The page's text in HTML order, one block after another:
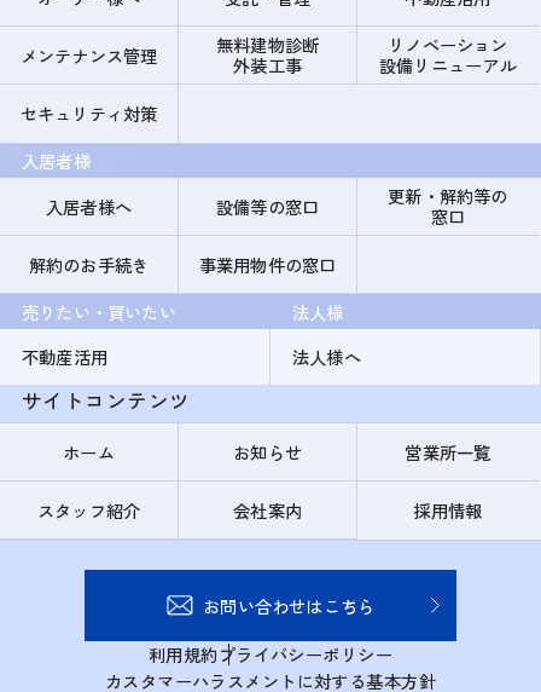
メンテナンス管理
無料建物診断
外装工事
リノベーション
設備リニューアル
セキュリティ対策
入居者様
入居者様へ
設備等の窓口
更新・解約等の
窓口
解約のお手続き
事業用物件の窓口
売りたい・買いたい
不動産活用
法人様
法人様へ
サイトコンテンツ
ホーム お知らせ 営業所一覧
スタッフ紹介 会社案内 採用情報
お問い合わせはこちら
利用規約プライバシーポリシー
カスタマーハラスメントに対する基本方針